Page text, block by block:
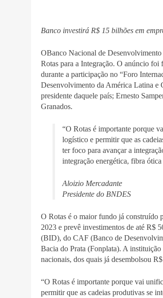
Banco investirá R$ 15 bilhões em
OBanco Nacional de
Rotas para a Integração. O anúncio
durante a participação no “Foro
Desenvolvimento da América Latina e
presidente daquele país; Ernesto
Granados.
“O Rotas é importante porque
logístico e permitir que as
ter foco para avançar a
integração energética, fibra
Aloizio Mercadante
Presidente do BNDES
O Rotas é o maior fundo já construído
2023 e prevê investimentos de até R$
(BID), do CAF (Banco de
Bacia do Prata (Fonplata). A
nacionais, dos quais já desembolsou
“O Rotas é importante porque vai
permitir que as cadeias produtivas se